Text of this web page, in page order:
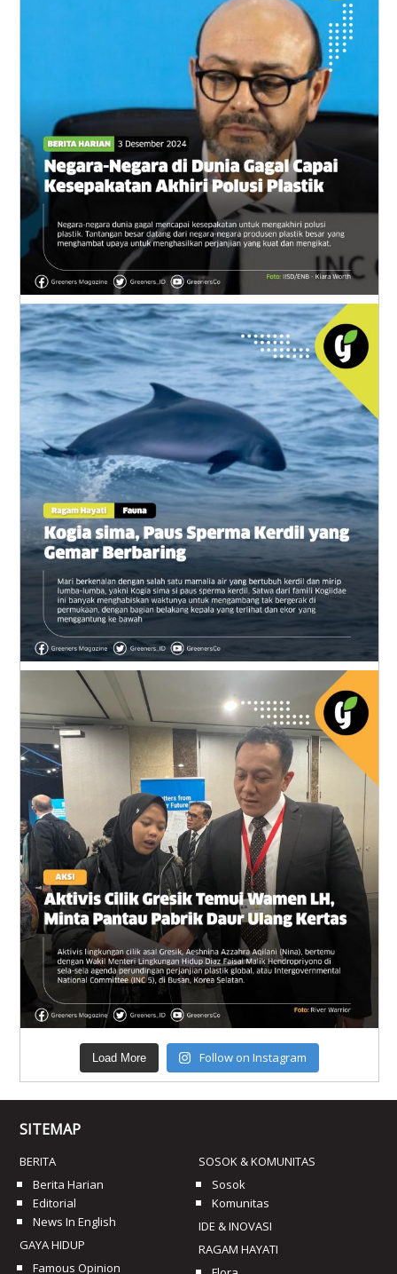
Load More Follow on Instagram
SITEMAP
BERITA
Berita Harian
Editorial
News In English
GAYA HIDUP
Famous Opinion
SOSOK & KOMUNITAS
Sosok
Komunitas
IDE & INOVASI
RAGAM HAYATI